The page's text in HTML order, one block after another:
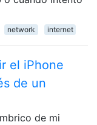
network internet
el iPhone
de un
de mi